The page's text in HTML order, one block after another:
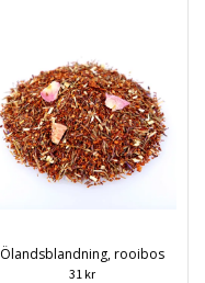
Ölandsblandning, rooibos
31 kr